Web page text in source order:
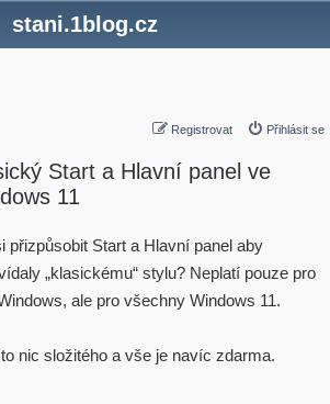
stani.1blog.cz
Registrovat Přihlásit se
Start a Hlavní panel ve
11
přizpůsobit Start a Hlavní panel aby
„klasickému“ stylu? Neplatí pouze pro
ale pro všechny Windows 11.
nic složitého a vše je navíc zdarma.